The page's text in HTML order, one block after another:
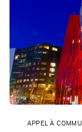
APPEL À